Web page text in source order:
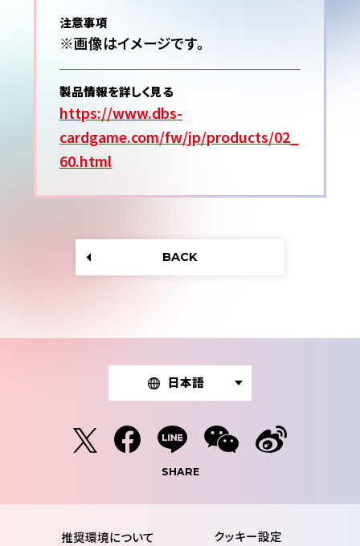
注意事項
※画像はイメージです。
製品情報を詳しく見る
https://www.dbs-
cardgame.com/fw/jp/products/02_
60.html
BACK
日本語
SHARE
推奨環境について